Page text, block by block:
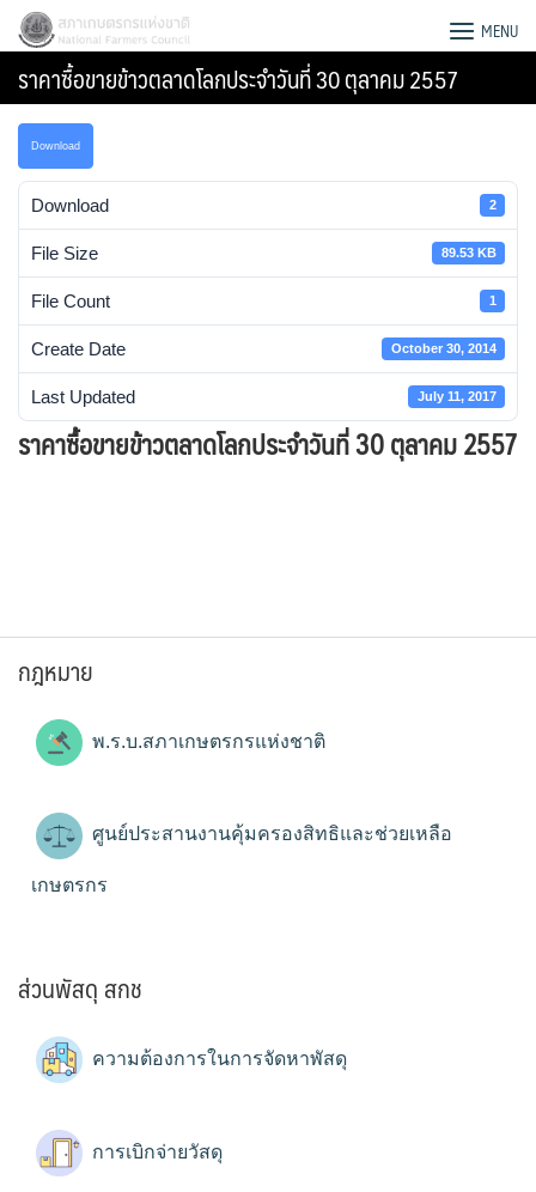
Skip
content
Search
สภาเกษตรกรแห่งชาติ MENU
ราคาซื้อขายข้าวตลาดโลกประจำวันที่ 30 ตุลาคม 2557
Download
Download 2
File Size 89.53 KB
File Count 1
Create Date October 30, 2014
Last Updated July 11, 2017
ราคาซื้อขายข้าวตลาดโลกประจำวันที่ 30 ตุลาคม 2557
กฎหมาย
พ.ร.บ.สภาเกษตรกรแห่งชาติ
ศูนย์ประสานงานคุ้มครองสิทธิและช่วยเหลือ
เกษตรกร
ส่วนพัสดุ สกช
ความต้องการในการจัดหาพัสดุ
การเบิกจ่ายวัสดุ